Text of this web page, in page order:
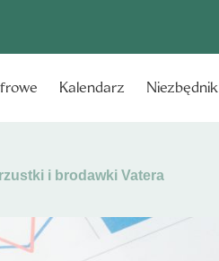
Kalendarz Niezbędnik
i brodawki Vatera